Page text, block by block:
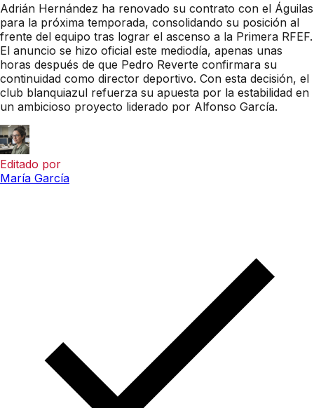
Adrián Hernández ha renovado su contrato con el Águilas
para la próxima temporada, consolidando su posición al
frente del equipo tras lograr el ascenso a la Primera RFEF.
El anuncio se hizo oficial este mediodía, apenas unas
horas después de que Pedro Reverte confirmara su
continuidad como director deportivo. Con esta decisión, el
club blanquiazul refuerza su apuesta por la estabilidad en
un ambicioso proyecto liderado por Alfonso García.
Editado por
María García